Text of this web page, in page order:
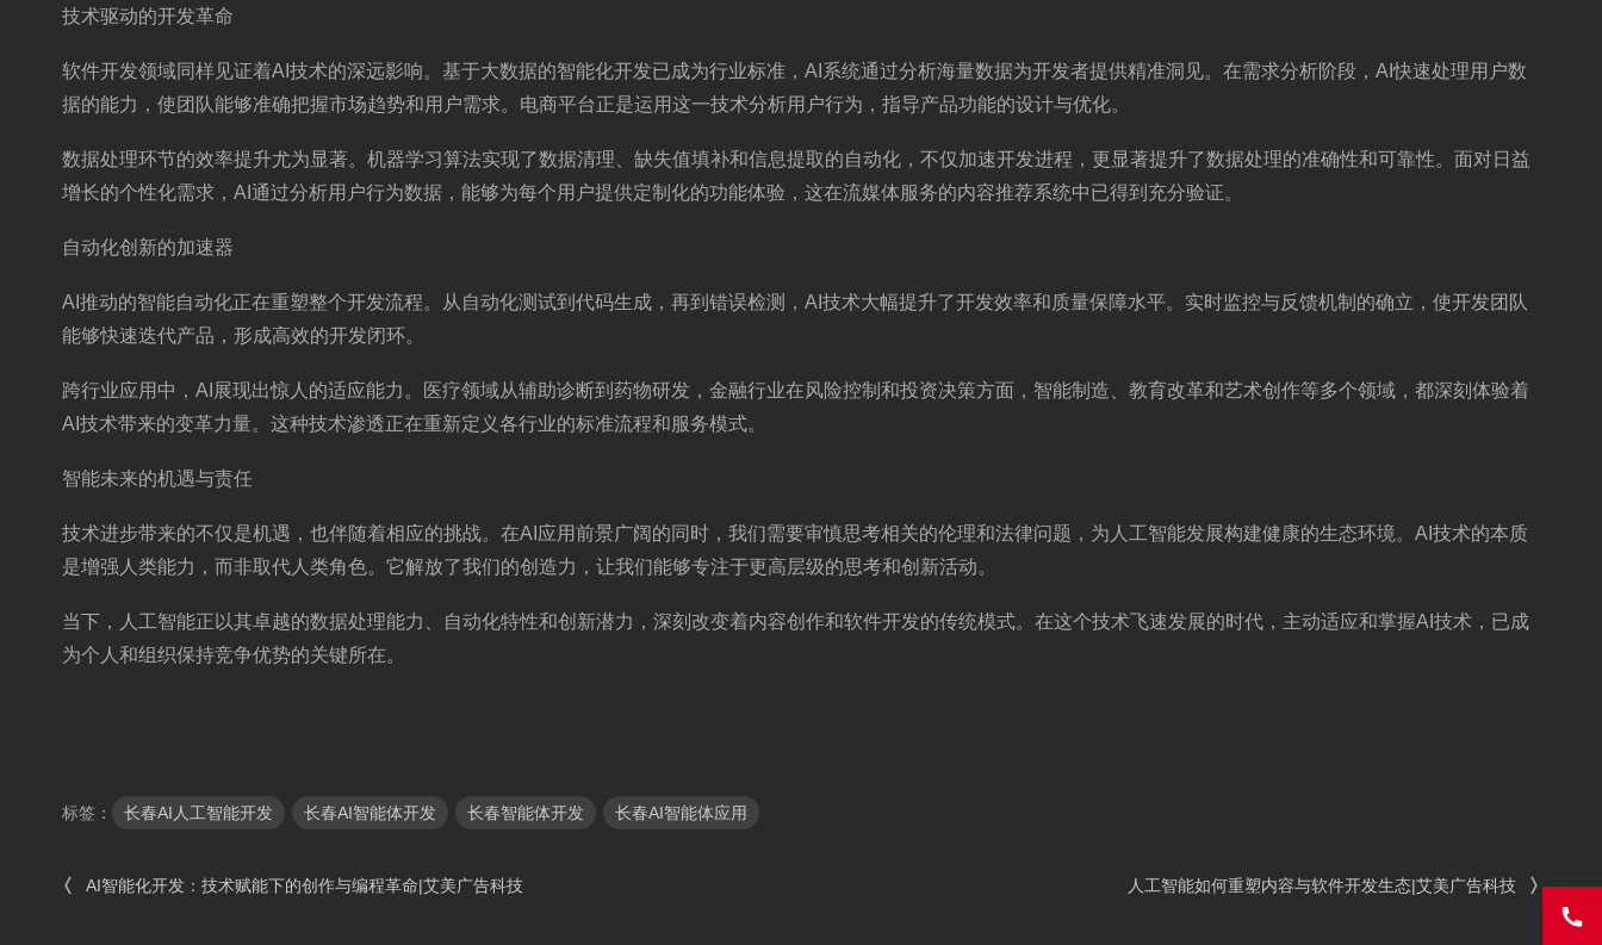
技术驱动的开发革命
软件开发领域同样见证着AI技术的深远影响。基于大数据的智能化开发已成为行业标准，AI系统通过分析海量数据为开发者提供精准洞见。在需求分析阶段，AI快速处理用户数
据的能力，使团队能够准确把握市场趋势和用户需求。电商平台正是运用这一技术分析用户行为，指导产品功能的设计与优化。
数据处理环节的效率提升尤为显著。机器学习算法实现了数据清理、缺失值填补和信息提取的自动化，不仅加速开发进程，更显著提升了数据处理的准确性和可靠性。面对日益
增长的个性化需求，AI通过分析用户行为数据，能够为每个用户提供定制化的功能体验，这在流媒体服务的内容推荐系统中已得到充分验证。
自动化创新的加速器
AI推动的智能自动化正在重塑整个开发流程。从自动化测试到代码生成，再到错误检测，AI技术大幅提升了开发效率和质量保障水平。实时监控与反馈机制的确立，使开发团队
能够快速迭代产品，形成高效的开发闭环。
跨行业应用中，AI展现出惊人的适应能力。医疗领域从辅助诊断到药物研发，金融行业在风险控制和投资决策方面，智能制造、教育改革和艺术创作等多个领域，都深刻体验着
AI技术带来的变革力量。这种技术渗透正在重新定义各行业的标准流程和服务模式。
智能未来的机遇与责任
技术进步带来的不仅是机遇，也伴随着相应的挑战。在AI应用前景广阔的同时，我们需要审慎思考相关的伦理和法律问题，为人工智能发展构建健康的生态环境。AI技术的本质
是增强人类能力，而非取代人类角色。它解放了我们的创造力，让我们能够专注于更高层级的思考和创新活动。
当下，人工智能正以其卓越的数据处理能力、自动化特性和创新潜力，深刻改变着内容创作和软件开发的传统模式。在这个技术飞速发展的时代，主动适应和掌握AI技术，已成
为个人和组织保持竞争优势的关键所在。
标签： 长春AI人工智能开发 长春AI智能体开发 长春智能体开发 长春AI智能体应用
AI智能化开发：技术赋能下的创作与编程革命|艾美广告科技 人工智能如何重塑内容与软件开发生态|艾美广告科技